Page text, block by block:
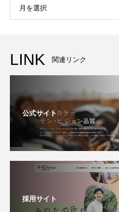
月を選択
LINK 関連リンク
公式サイト
採用サイト